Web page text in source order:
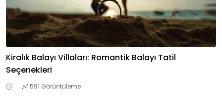
Kiralık Balayı Villaları: Romantik Balayı Tatil
Seçenekleri
591 Görüntüleme